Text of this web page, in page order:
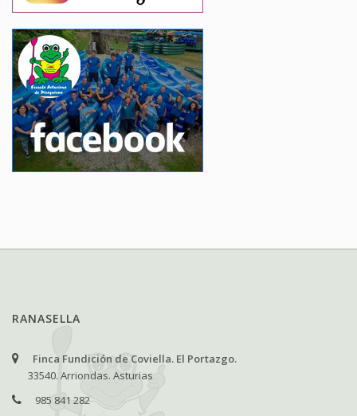
RANASELLA
Finca Fundición de Coviella. El Portazgo.
33540. Arriondas. Asturias
985 841 282